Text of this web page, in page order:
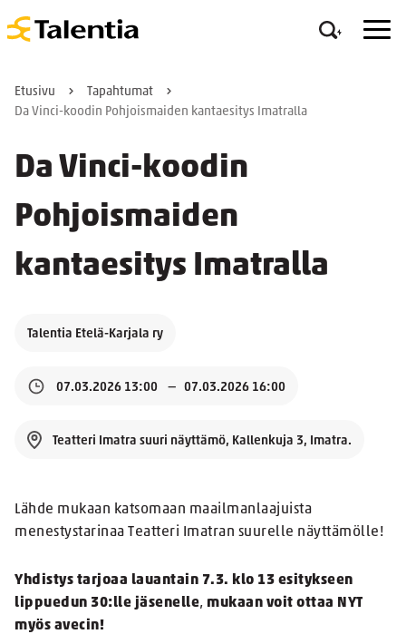
Etusivu
Tapahtumat
Da Vinci-koodin Pohjoismaiden kantaesitys Imatralla
Da Vinci-koodin
Pohjoismaiden
kantaesitys Imatralla
Talentia Etelä-Karjala ry
07.03.2026 13:00 07.03.2026 16:00
Teatteri Imatra suuri näyttämö, Kallenkuja 3, Imatra.
Lähde mukaan katsomaan maailmanlaajuista
menestystarinaa Teatteri Imatran suurelle näyttämölle!
Yhdistys tarjoaa lauantain 7.3. klo 13 esitykseen
lippuedun 30:lle jäsenelle, mukaan voit ottaa NYT
myös avecin!